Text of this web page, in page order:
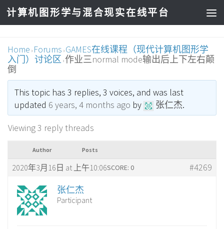
计算机图形学与混合现实在线平台
Home › Forums › GAMES在线课程（现代计算机图形学
入门）讨论区 › 作业三normal mode输出后上下左右颠
倒
This topic has 3 replies, 3 voices, and was last
updated 6 years, 4 months ago by 张仁杰.
Viewing 3 reply threads
Author Posts
2020年3月16日 at 上午10:06 #4269
SCORE: 0
张仁杰
Participant